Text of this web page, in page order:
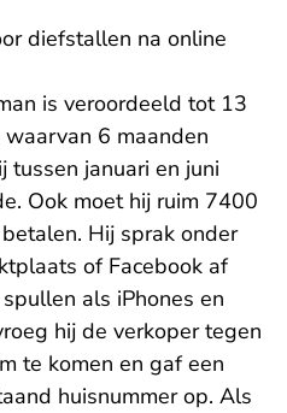
diefstallen na online
is veroordeeld tot 13
6 maanden
januari en juni
Ook moet hij ruim 7400
Hij sprak onder
of Facebook af
als iPhones en
hij de verkoper tegen
te komen en gaf een
huisnummer op. Als